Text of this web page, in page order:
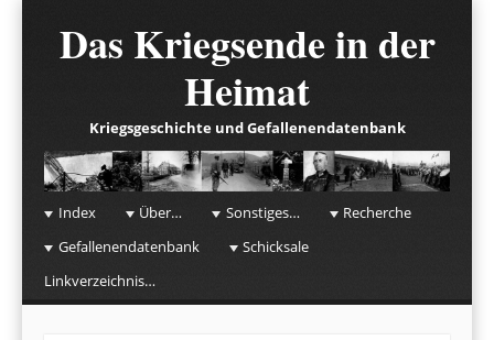
Das Kriegsende in der
Heimat
Kriegsgeschichte und Gefallenendatenbank
☰Menu
Skip to content
Index Über… Sonstiges…
Recherche
Gefallenendatenbank
Schicksale
Linkverzeichnis…